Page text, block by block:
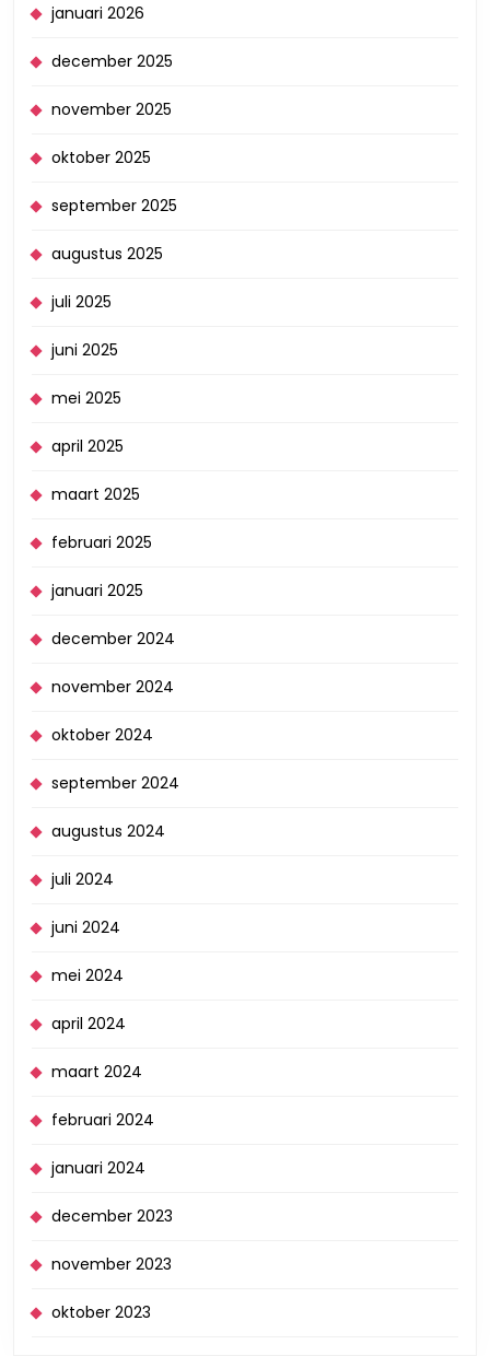
januari 2026
december 2025
november 2025
oktober 2025
september 2025
augustus 2025
juli 2025
juni 2025
mei 2025
april 2025
maart 2025
februari 2025
januari 2025
december 2024
november 2024
oktober 2024
september 2024
augustus 2024
juli 2024
juni 2024
mei 2024
april 2024
maart 2024
februari 2024
januari 2024
december 2023
november 2023
oktober 2023